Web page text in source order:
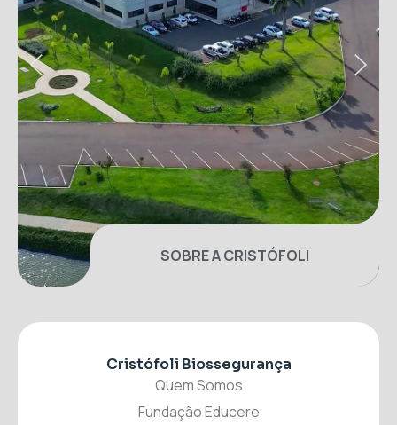
SOBRE A CRISTÓFOLI
Cristófoli Biossegurança
Quem Somos
Fundação Educere